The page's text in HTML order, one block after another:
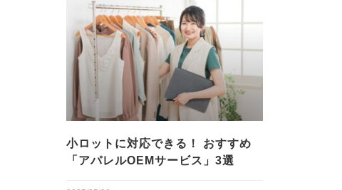
小ロットに対応できる！ おすすめ
「アパレルOEMサービス」3選